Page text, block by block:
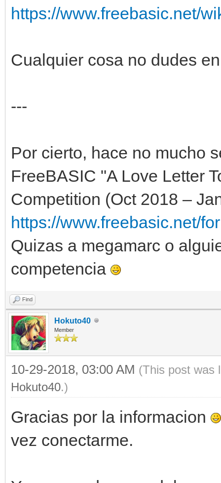
https://www.freebasic.net/
Cualquier cosa no dudes
---
Por cierto, hace no mucho
FreeBASIC "A Love Letter
Competition (Oct 2018 –
https://www.freebasic.net/
Quizas a megamarc o
competencia
Find
Hokuto40
Member
10-29-2018, 03:00 AM (This post was
Hokuto40.)
Gracias por la informacion
vez conectarme.